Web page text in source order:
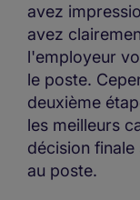
avez
avez
l'employeur
le poste.
deuxième
les meilleurs
décision
au poste.